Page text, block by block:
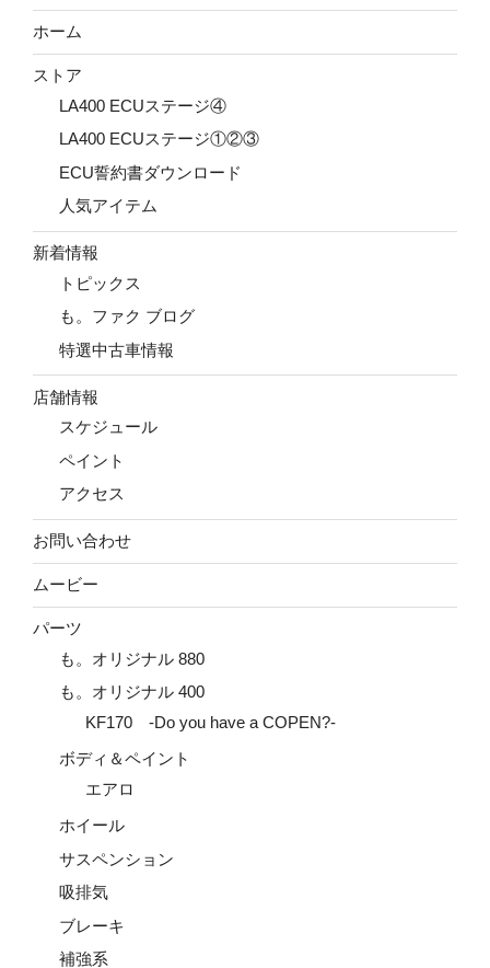
ホーム
ストア
LA400 ECUステージ④
LA400 ECUステージ①②③
ECU誓約書ダウンロード
人気アイテム
新着情報
トピックス
も。ファク ブログ
特選中古車情報
店舗情報
スケジュール
ペイント
アクセス
お問い合わせ
ムービー
パーツ
も。オリジナル 880
も。オリジナル 400
KF170 -Do you have a COPEN?-
ボディ＆ペイント
エアロ
ホイール
サスペンション
吸排気
ブレーキ
補強系